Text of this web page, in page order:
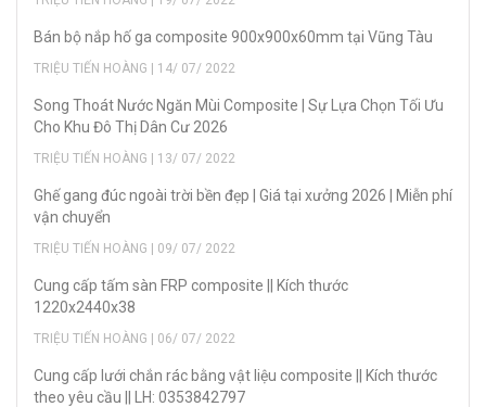
Bán bộ nắp hố ga composite 900x900x60mm tại Vũng Tàu
TRIỆU TIẾN HOÀNG | 14/ 07/ 2022
Song Thoát Nước Ngăn Mùi Composite | Sự Lựa Chọn Tối Ưu
Cho Khu Đô Thị Dân Cư 2026
TRIỆU TIẾN HOÀNG | 13/ 07/ 2022
Ghế gang đúc ngoài trời bền đẹp | Giá tại xưởng 2026 | Miễn phí
vận chuyển
TRIỆU TIẾN HOÀNG | 09/ 07/ 2022
Cung cấp tấm sàn FRP composite || Kích thước
1220x2440x38
TRIỆU TIẾN HOÀNG | 06/ 07/ 2022
Cung cấp lưới chắn rác bằng vật liệu composite || Kích thước
theo yêu cầu || LH: 0353842797